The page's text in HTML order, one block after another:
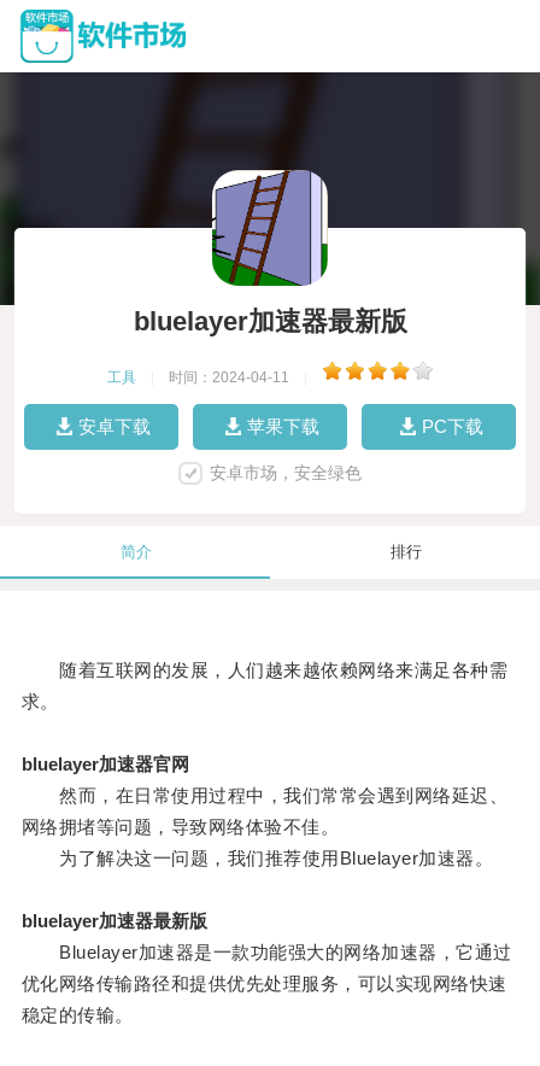
bluelayer加速器最新版
工具 时间：2024-04-11
安卓下载 苹果下载 PC下载
安卓市场，安全绿色
简介 排行
随着互联网的发展，人们越来越依赖网络来满足各种需
求。
bluelayer加速器官网
然而，在日常使用过程中，我们常常会遇到网络延迟、
网络拥堵等问题，导致网络体验不佳。
为了解决这一问题，我们推荐使用Bluelayer加速器。
bluelayer加速器最新版
Bluelayer加速器是一款功能强大的网络加速器，它通过
优化网络传输路径和提供优先处理服务，可以实现网络快速
稳定的传输。